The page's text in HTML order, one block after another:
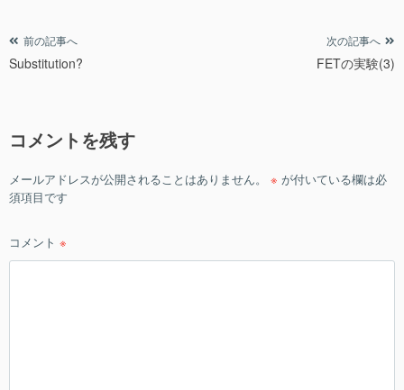
投
稿
ゲ
ー
シ
ン
前の記事へ
Substitution?
次の記事へ
FETの実験(3)
コメントを残す
メールアドレスが公開されることはありません。 ※ が付いている欄は必
須項目です
コメント ※